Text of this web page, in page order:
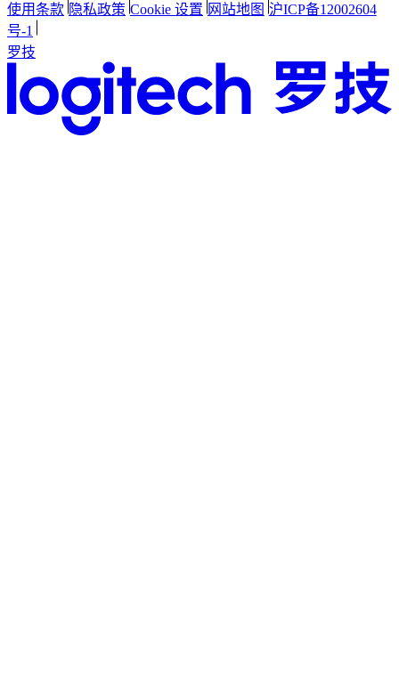
使用条款 隐私政策 Cookie 设置 网站地图 沪ICP备12002604
号-1
罗技